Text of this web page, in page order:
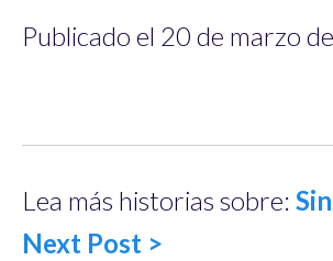
Publicado el 20 de marzo
Lea más historias sobre:
Next Post >